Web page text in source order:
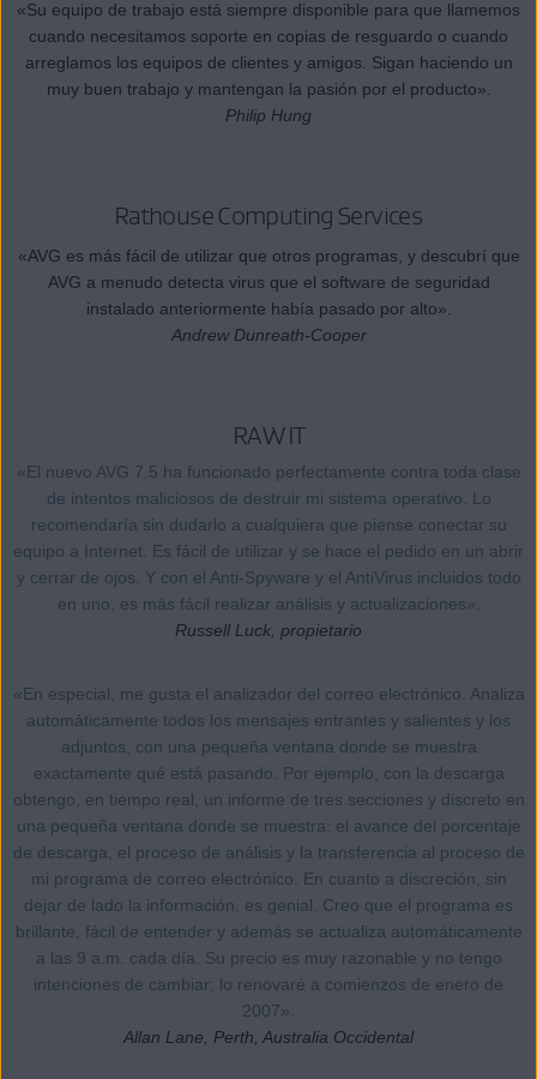
«Su equipo de trabajo está siempre disponible para que llamemos
cuando necesitamos soporte en copias de resguardo o cuando
arreglamos los equipos de clientes y amigos. Sigan haciendo un
muy buen trabajo y mantengan la pasión por el producto».
Philip Hung
Rathouse Computing Services
«AVG es más fácil de utilizar que otros programas, y descubrí que
AVG a menudo detecta virus que el software de seguridad
instalado anteriormente había pasado por alto».
Andrew Dunreath-Cooper
RAW IT
«El nuevo AVG 7.5 ha funcionado perfectamente contra toda clase
de intentos maliciosos de destruir mi sistema operativo. Lo
recomendaría sin dudarlo a cualquiera que piense conectar su
equipo a Internet. Es fácil de utilizar y se hace el pedido en un abrir
y cerrar de ojos. Y con el Anti-Spyware y el AntiVirus incluidos todo
en uno, es más fácil realizar análisis y actualizaciones».
Russell Luck, propietario
«En especial, me gusta el analizador del correo electrónico. Analiza
automáticamente todos los mensajes entrantes y salientes y los
adjuntos, con una pequeña ventana donde se muestra
exactamente qué está pasando. Por ejemplo, con la descarga
obtengo, en tiempo real, un informe de tres secciones y discreto en
una pequeña ventana donde se muestra: el avance del porcentaje
de descarga, el proceso de análisis y la transferencia al proceso de
mi programa de correo electrónico. En cuanto a discreción, sin
dejar de lado la información, es genial. Creo que el programa es
brillante, fácil de entender y además se actualiza automáticamente
a las 9 a.m. cada día. Su precio es muy razonable y no tengo
intenciones de cambiar; lo renovaré a comienzos de enero de
2007».
Allan Lane, Perth, Australia Occidental